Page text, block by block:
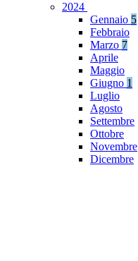
2024
Gennaio 5
Febbraio
Marzo 7
Aprile
Maggio
Giugno 1
Luglio
Agosto
Settembre
Ottobre
Novembre
Dicembre